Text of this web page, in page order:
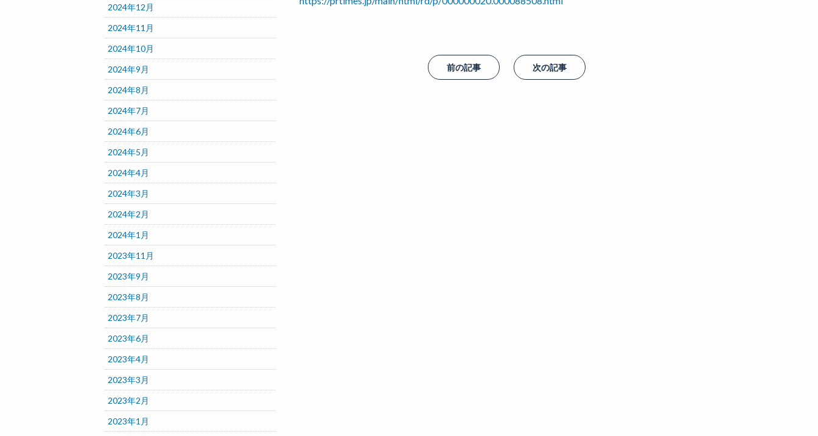
前の記事 次の記事
2024年12月
2024年11月
2024年10月
2024年9月
2024年8月
2024年7月
2024年6月
2024年5月
2024年4月
2024年3月
2024年2月
2024年1月
2023年11月
2023年9月
2023年8月
2023年7月
2023年6月
2023年4月
2023年3月
2023年2月
2023年1月